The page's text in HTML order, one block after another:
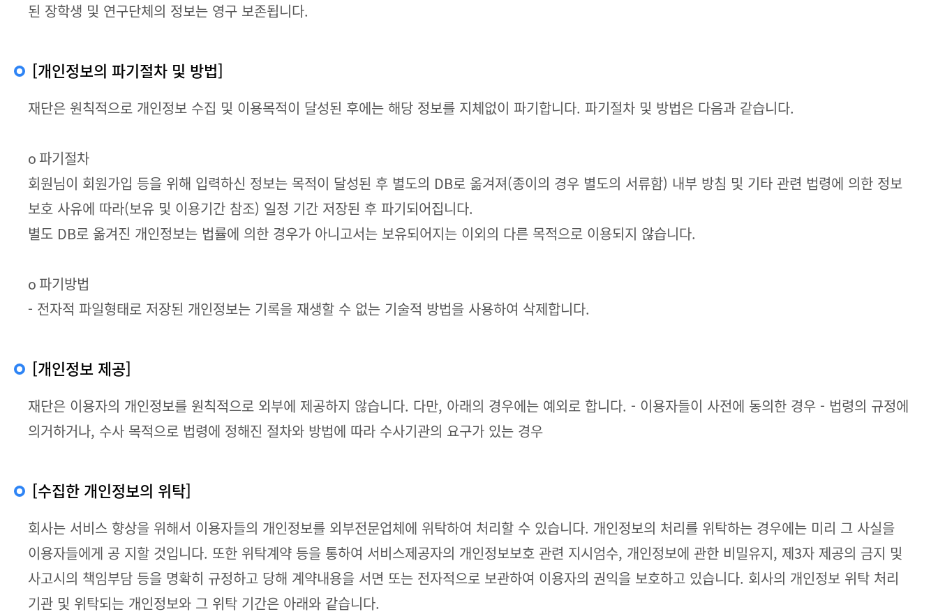
된 장학생 및 연구단체의 정보는 영구 보존됩니다.
[개인정보의 파기절차 및 방법]
재단은 원칙적으로 개인정보 수집 및 이용목적이 달성된 후에는 해당 정보를 지체없이 파기합니다. 파기절차 및 방법은 다음과 같습니다.
ο 파기절차
회원님이 회원가입 등을 위해 입력하신 정보는 목적이 달성된 후 별도의 DB로 옮겨져(종이의 경우 별도의 서류함) 내부 방침 및 기타 관련 법령에 의한 정보
보호 사유에 따라(보유 및 이용기간 참조) 일정 기간 저장된 후 파기되어집니다.
별도 DB로 옮겨진 개인정보는 법률에 의한 경우가 아니고서는 보유되어지는 이외의 다른 목적으로 이용되지 않습니다.
ο 파기방법
- 전자적 파일형태로 저장된 개인정보는 기록을 재생할 수 없는 기술적 방법을 사용하여 삭제합니다.
[개인정보 제공]
재단은 이용자의 개인정보를 원칙적으로 외부에 제공하지 않습니다. 다만, 아래의 경우에는 예외로 합니다. - 이용자들이 사전에 동의한 경우 - 법령의 규정에
의거하거나, 수사 목적으로 법령에 정해진 절차와 방법에 따라 수사기관의 요구가 있는 경우
[수집한 개인정보의 위탁]
회사는 서비스 향상을 위해서 이용자들의 개인정보를 외부전문업체에 위탁하여 처리할 수 있습니다. 개인정보의 처리를 위탁하는 경우에는 미리 그 사실을
이용자들에게 공 지할 것입니다. 또한 위탁계약 등을 통하여 서비스제공자의 개인정보보호 관련 지시엄수, 개인정보에 관한 비밀유지, 제3자 제공의 금지 및
사고시의 책임부담 등을 명확히 규정하고 당해 계약내용을 서면 또는 전자적으로 보관하여 이용자의 권익을 보호하고 있습니다. 회사의 개인정보 위탁 처리
기관 및 위탁되는 개인정보와 그 위탁 기간은 아래와 같습니다.